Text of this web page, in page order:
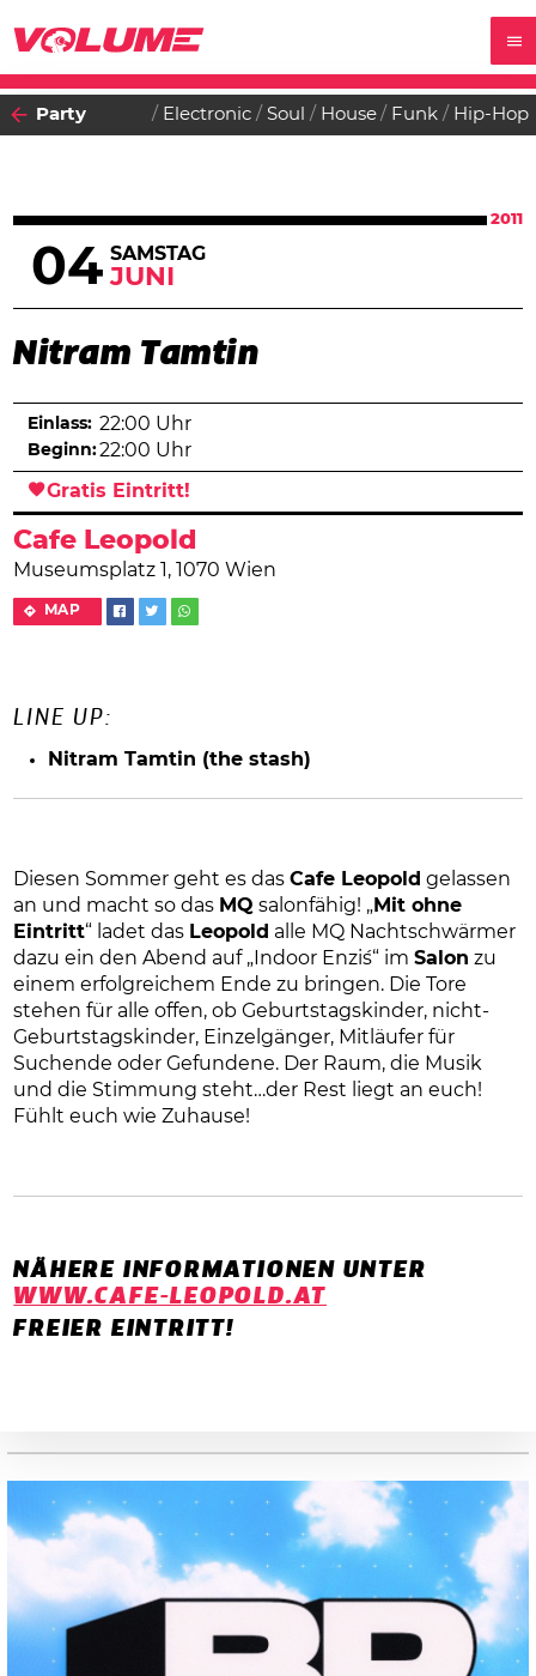
Party Electronic Soul House Funk Hip-Hop
2011
04 SAMSTAG
JUNI
Nitram Tamtin
Cafe Leopold
Museumsplatz 1, 1070 Wien
MAP
Einlass: 22:00 Uhr
Beginn:22:00 Uhr
Gratis Eintritt!
LINE UP:
Nitram Tamtin (the stash)
Diesen Sommer geht es dasCafe Leopold gelassen
an und macht so das MQ salonfähig! „Mit ohne
Eintritt“ ladet das Leopold alle MQ Nachtschwärmer
dazu ein den Abend auf „Indoor Enzi´s“ imSalon zu
einem erfolgreichem Ende zu bringen. Die Tore
stehen für alle offen, ob Geburtstagskinder, nicht-
Geburtstagskinder, Einzelgänger, Mitläufer für
Suchende oder Gefundene. Der Raum, die Musik
und die Stimmung steht…der Rest liegt an euch!
Fühlt euch wie Zuhause!
NÄHERE INFORMATIONEN UNTER
WWW.CAFE-LEOPOLD.AT
FREIER EINTRITT!